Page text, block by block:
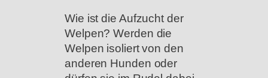
Wie ist die Aufzucht der
Welpen? Werden die
Welpen isoliert von den
anderen Hunden oder